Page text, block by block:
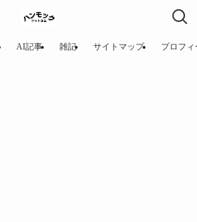
AI記事 雑記 サイトマップ プロフィ